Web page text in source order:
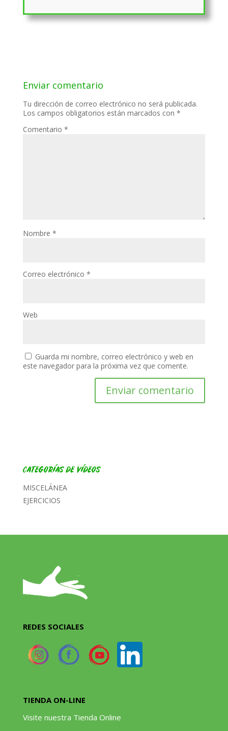
Enviar comentario
Tu dirección de correo electrónico no será publicada.
Los campos obligatorios están marcados con *
Comentario *
Nombre *
Correo electrónico *
Web
Guarda mi nombre, correo electrónico y web en
este navegador para la próxima vez que comente.
CATEGORÍAS DE VÍDEOS
MISCELÁNEA
EJERCICIOS
REDES SOCIALES
TIENDA ON-LINE
Visite nuestra Tienda Online